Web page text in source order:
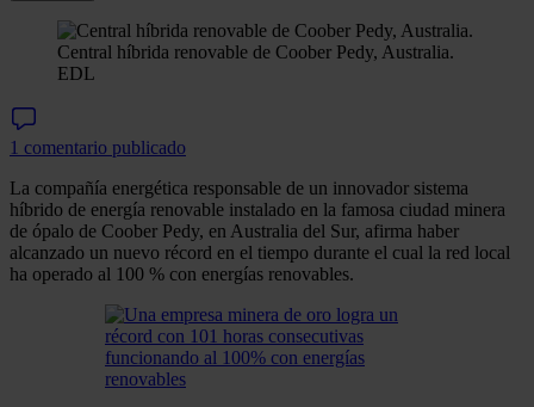
Central híbrida renovable de Coober Pedy, Australia.
EDL
1 comentario publicado
La compañía energética responsable de un innovador sistema
híbrido de energía renovable instalado en la famosa ciudad minera
de ópalo de Coober Pedy, en Australia del Sur, afirma haber
alcanzado un nuevo récord en el tiempo durante el cual la red local
ha operado al 100 % con energías renovables.